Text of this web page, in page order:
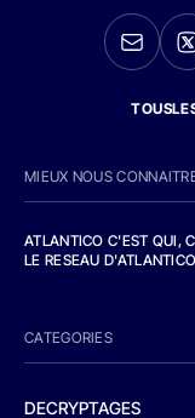
MIEUX NOUS
ATLANTICO C'EST QUI,
LE RESEAU D'ATLANTICO
CATEGORIES
DECRYPTAGES